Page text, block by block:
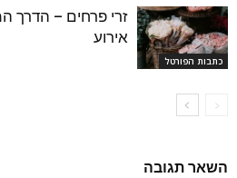
כתבות הפורטל
זרי פרחים – הדרך
אירוע
השאר תגובה